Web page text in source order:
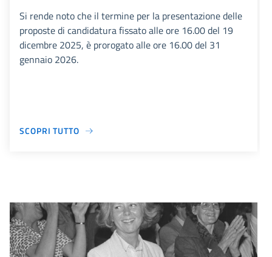
Si rende noto che il termine per la presentazione delle
proposte di candidatura fissato alle ore 16.00 del 19
dicembre 2025, è prorogato alle ore 16.00 del 31
gennaio 2026.
SCOPRI TUTTO